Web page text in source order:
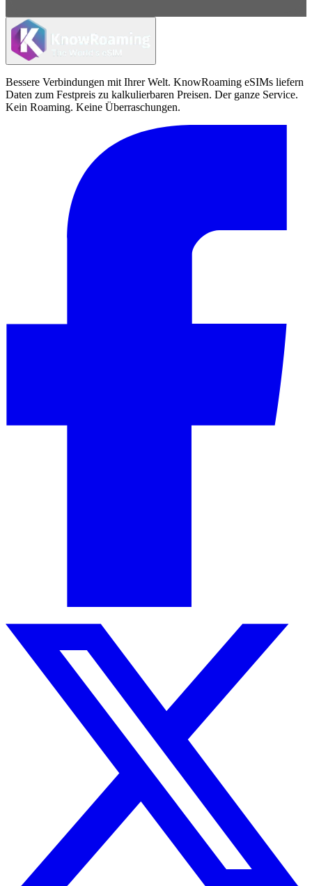
Bessere Verbindungen mit Ihrer Welt. KnowRoaming eSIMs liefern
Daten zum Festpreis zu kalkulierbaren Preisen. Der ganze Service.
Kein Roaming. Keine Überraschungen.